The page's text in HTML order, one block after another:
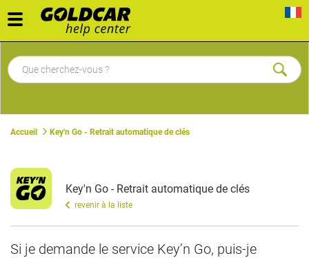
Toggle
navigation
Accueil Key'n Go - Retrait automatique de clés
Key'n Go - Retrait automatique de clés
revenir à la liste
Si je demande le service Key’n Go, puis-je